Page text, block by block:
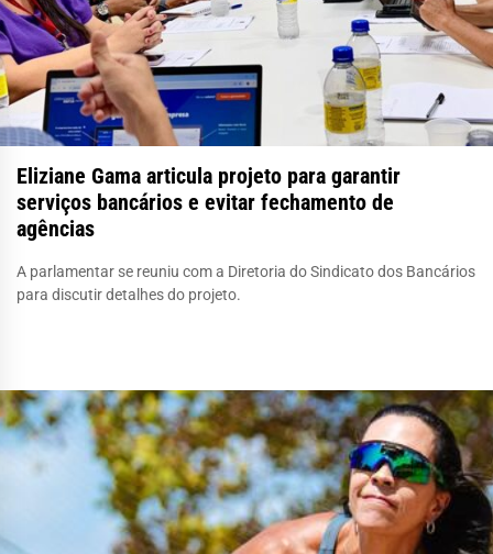
Eliziane Gama articula projeto para garantir
serviços bancários e evitar fechamento de
agências
A parlamentar se reuniu com a Diretoria do Sindicato dos Bancários
para discutir detalhes do projeto.